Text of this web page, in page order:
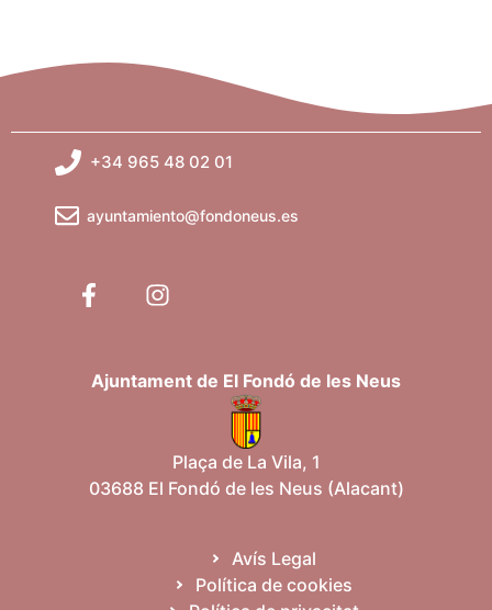
+34 965 48 02 01
ayuntamiento@fondoneus.es
Ajuntament de El Fondó de les Neus
Plaça de La Vila, 1
03688 El Fondó de les Neus (Alacant)
Avís Legal
Política de cookies